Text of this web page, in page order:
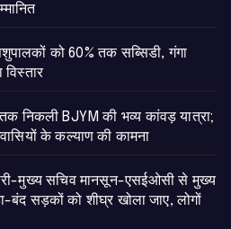
को 60% तक सब्सिडी, गंगा
विस्तार
निकली BJYM की भव्य कांवड़ यात्रा;
के कल्याण की कामना
मुख्य सचिव मानसून-एसईओसी से मुख्य
बंद सड़कों को शीघ्र खोला जाए, लोगों